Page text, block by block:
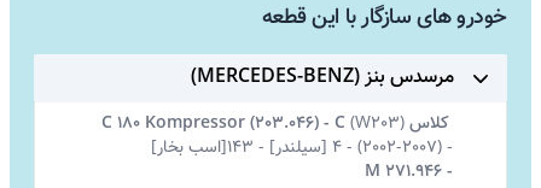
خودرو های سازگار با این قطعه
مرسدس بنز (MERCEDES-BENZ)
کلاس C (W203)
-
C 180 Kompressor (203.046)
-
(2002-2007)
-4 [سیلندر] - 143[اسب بخار]
-
M 271.946